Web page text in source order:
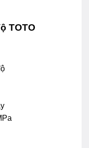
TOTO